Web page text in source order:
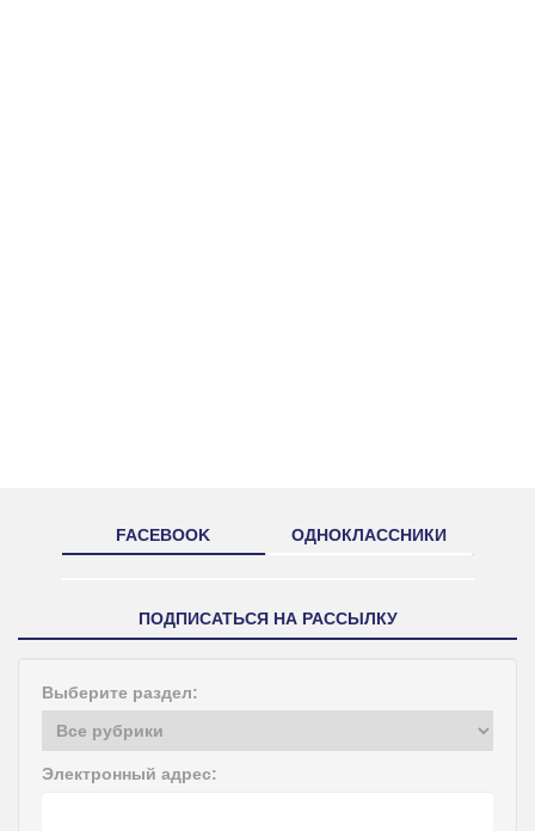
FACEBOOK ОДНОКЛАССНИКИ
ПОДПИСАТЬСЯ НА РАССЫЛКУ
Выберите раздел:
Электронный адрес: